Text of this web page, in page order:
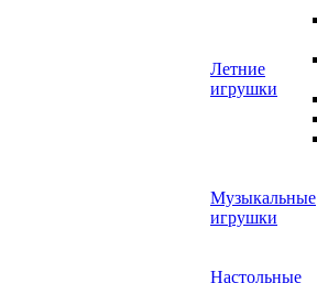
Летние
игрушки
Музыкальные
игрушки
Настольные